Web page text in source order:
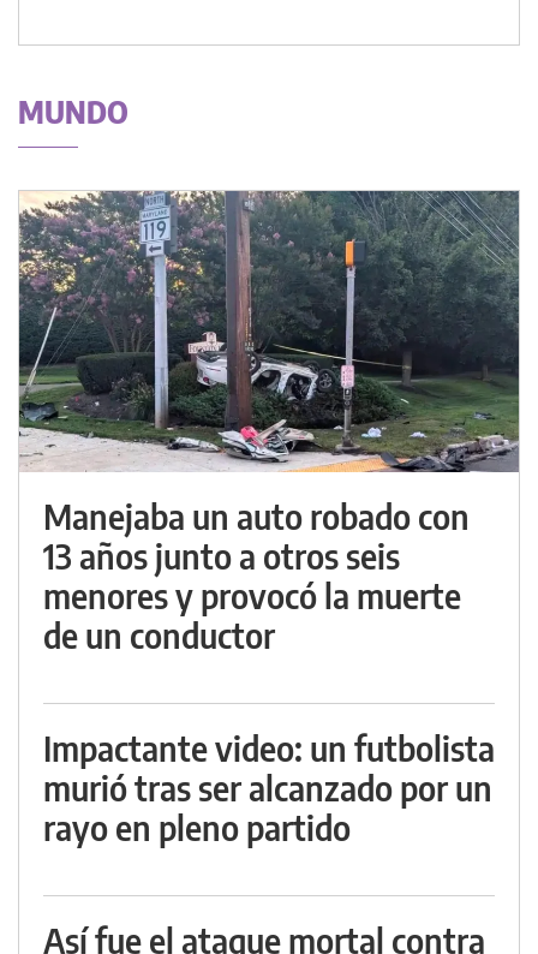
MUNDO
Manejaba un auto robado con
13 años junto a otros seis
menores y provocó la muerte
de un conductor
Impactante video: un futbolista
murió tras ser alcanzado por un
rayo en pleno partido
Así fue el ataque mortal contra